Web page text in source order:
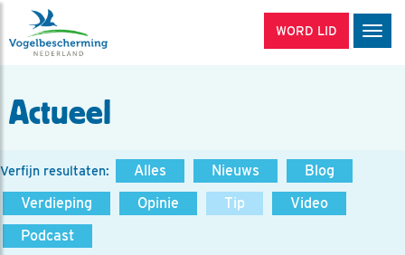
WORD LID
Actueel
Verfijn resultaten: Alles Nieuws
Blog
Verdieping
Opinie Tip
Video
Podcast